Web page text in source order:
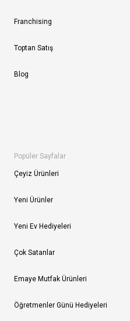
Franchising
Toptan Satış
Blog
Popüler Sayfalar
Çeyiz Ürünleri
Yeni Ürünler
Yeni Ev Hediyeleri
Çok Satanlar
Emaye Mutfak Ürünleri
Öğretmenler Günü Hediyeleri